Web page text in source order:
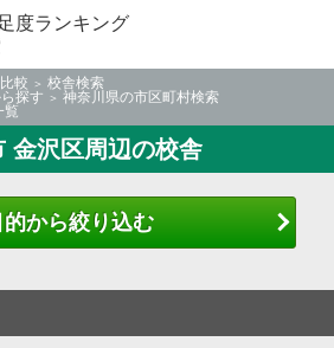
度ランキング
較
校舎検索
探す
神奈川県の市区町村検索
覧
金沢区周辺の校舎
的から絞り込む